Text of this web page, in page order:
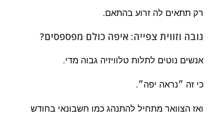
רק תתאים לה זרוע בהתאם.
גובה וזווית צפייה: איפה כולם מפספסים?
אנשים נוטים לתלות טלוויזיה גבוה מדי.
כי זה ״נראה יפה״.
ואז הצוואר מתחיל להתנהג כמו חשבונאי בחודש